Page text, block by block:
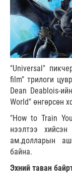
"Universal"
film" трилоги
Dean Deablois-
World" өнгөрсөн
"How to Train
нээлтээ
ам.долларын
байна.
Эхний таван